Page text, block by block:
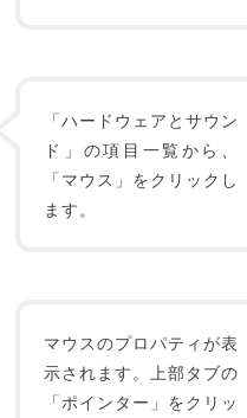
「ハードウェアとサウン
ド」の項目一覧から、
「マウス」をクリックし
ます。
マウスのプロパティが表
示されます。上部タブの
「ポインター」をクリッ